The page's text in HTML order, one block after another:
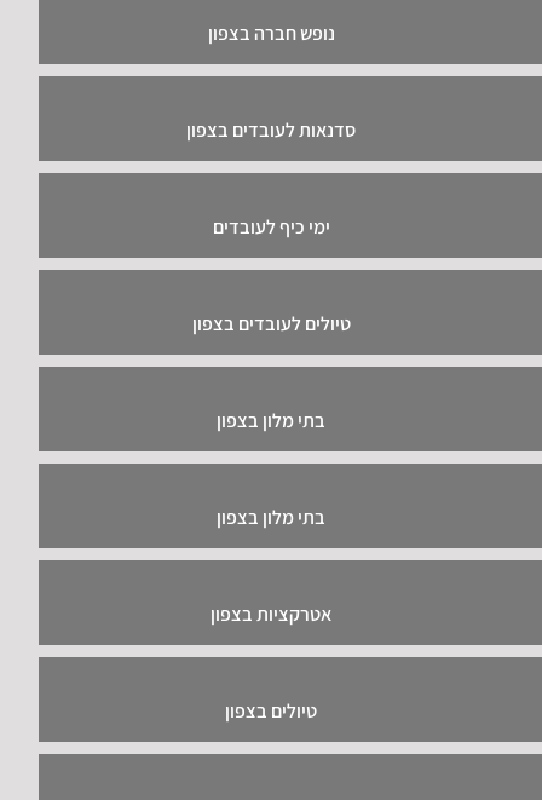
נופש חברה בצפון
סדנאות לעובדים בצפון
ימי כיף לעובדים
טיולים לעובדים בצפון
בתי מלון בצפון
בתי מלון בצפון
אטרקציות בצפון
טיולים בצפון